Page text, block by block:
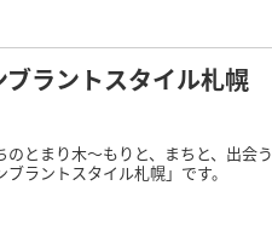
ブラントスタイル札幌
のとまり木～もりと、まちと、出
ブラントスタイル札幌」です。